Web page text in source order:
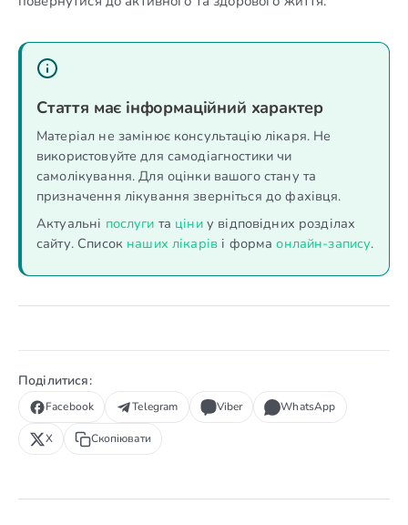
Стаття має інформаційний характер
Матеріал не замінює консультацію лікаря. Не
використовуйте для самодіагностики чи
самолікування. Для оцінки вашого стану та
призначення лікування зверніться до фахівця.
Актуальні послуги та ціниу відповідних розділах
сайту. Список наших лікарів і формаонлайн-запису.
Поділитися:
Facebook Telegram Viber WhatsApp
X Скопіювати